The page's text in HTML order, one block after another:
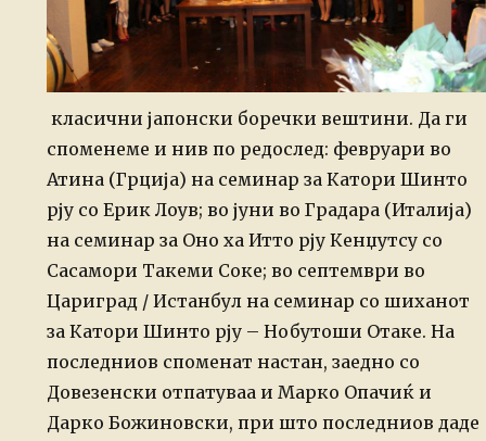
класични јапонски боречки вештини. Да ги
споменеме и нив по редослед: февруари во
Атина (Грција) на семинар за Катори Шинто
рју со Ерик Лоув; во јуни во Градара (Италија)
на семинар за Оно ха Итто рју Кенџутсу со
Сасамори Такеми Соке; во септември во
Цариград / Истанбул на семинар со шиханот
за Катори Шинто рју – Нобутоши Отаке. На
последниов споменат настан, заедно со
Довезенски отпатуваа и Марко Опачиќ и
Дарко Божиновски, при што последниов даде